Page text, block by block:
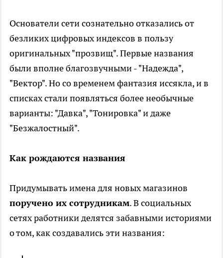
Основатели сети сознательно отказались от
безликих цифровых индексов в пользу
оригинальных "прозвищ". Первые названия
были вполне благозвучными - "Надежда",
"Вектор". Но со временем фантазия иссякла, и в
списках стали появляться более необычные
варианты: "Давка", "Тонировка" и даже
"Безжалостный".
Как рождаются названия
Придумывать имена для новых магазинов
поручено их сотрудникам. В социальных
сетях работники делятся забавными историями
о том, как создавались эти названия: